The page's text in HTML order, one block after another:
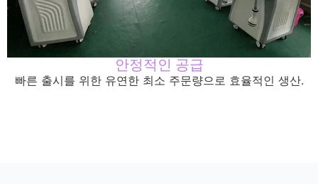
안정적인 공급
빠른 출시를 위한 유연한 최소 주문량으로 효율적인 생산.